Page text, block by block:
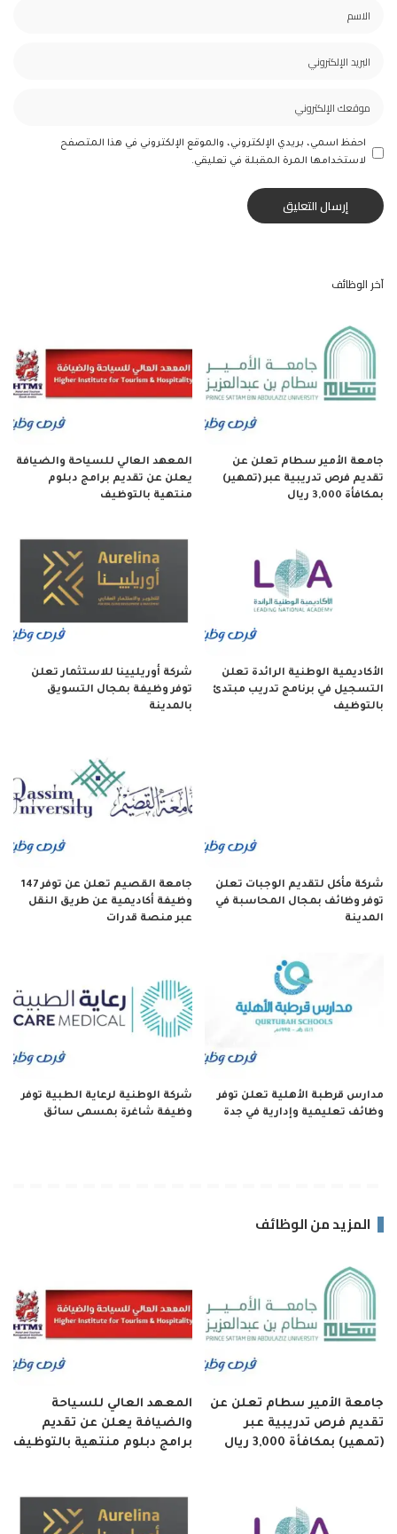
احفظ اسمي، بريدي الإلكتروني، والموقع الإلكتروني في هذا المتصفح
لاستخدامها المرة المقبلة في تعليقي.
آخر الوظائف
جامعة الأمير سطام تعلن عن
تقديم فرص تدريبية عبر (تمهير)
بمكافأة 3,000 ريال
المعهد العالي للسياحة والضيافة
يعلن عن تقديم برامج دبلوم
منتهية بالتوظيف
الأكاديمية الوطنية الرائدة تعلن
التسجيل في برنامج تدريب مبتدئ
بالتوظيف
شركة أوريليينا للاستثمار تعلن
توفر وظيفة بمجال التسويق
بالمدينة
شركة مأكل لتقديم الوجبات تعلن
توفر وظائف بمجال المحاسبة في
المدينة
جامعة القصيم تعلن عن توفر 147
وظيفة أكاديمية عن طريق النقل
عبر منصة قدرات
مدارس قرطبة الأهلية تعلن توفر
وظائف تعليمية وإدارية في جدة
شركة الوطنية لرعاية الطبية توفر
وظيفة شاغرة بمسمى سائق
المزيد من الوظائف
جامعة الأمير سطام تعلن عن
تقديم فرص تدريبية عبر
(تمهير) بمكافأة 3,000 ريال
المعهد العالي للسياحة
والضيافة يعلن عن تقديم
برامج دبلوم منتهية بالتوظيف